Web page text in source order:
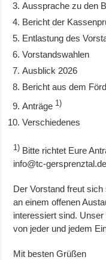
Aussprache zu den
Bericht der
Entlastung des
Vorstandswahlen
Ausblick 2026
Bericht aus dem
Anträge 1)
Verschiedenes
1) Bitte richtet Eure
info@tc-
Der Vorstand freut
an einem offenen
interessiert sind.
von jeder und jedem
Mit besten Grüßen